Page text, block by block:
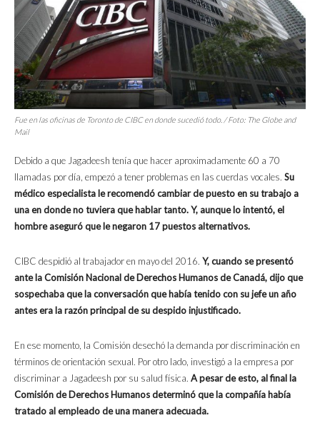
Fue en las oficinas de Toronto de CIBC en donde sucedió todo. / Foto: The Globe and
Mail
Debido a que Jagadeesh tenía que hacer aproximadamente 60 a 70
llamadas por día, empezó a tener problemas en las cuerdas vocales. Su
médico especialista le recomendó cambiar de puesto en su trabajo a
una en donde no tuviera que hablar tanto. Y, aunque lo intentó, el
hombre aseguró que le negaron 17 puestos alternativos.
CIBC despidió al trabajador en mayo del 2016. Y, cuando se presentó
ante la Comisión Nacional de Derechos Humanos de Canadá, dijo que
sospechaba que la conversación que había tenido con su jefe un año
antes era la razón principal de su despido injustificado.
En ese momento, la Comisión desechó la demanda por discriminación en
términos de orientación sexual. Por otro lado, investigó a la empresa por
discriminar a Jagadeesh por su salud física. A pesar de esto, al final la
Comisión de Derechos Humanos determinó que la compañía había
tratado al empleado de una manera adecuada.